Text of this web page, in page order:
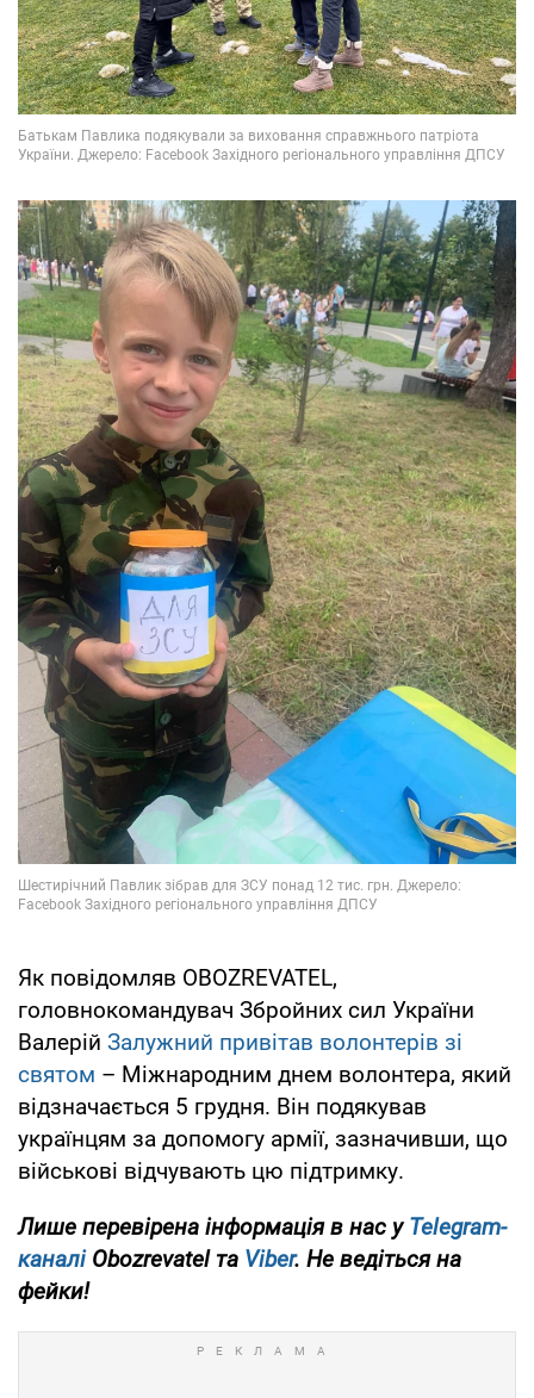
Як повідомляв OBOZREVATEL,
головнокомандувач Збройних сил України
Валерій Залужний привітав волонтерів зі
святом – Міжнародним днем волонтера, який
відзначається 5 грудня. Він подякував
українцям за допомогу армії, зазначивши, що
військові відчувають цю підтримку.
Лише перевірена інформація в нас уTelegram-
каналіObozrevatel та Viber. Не ведіться на
фейки!